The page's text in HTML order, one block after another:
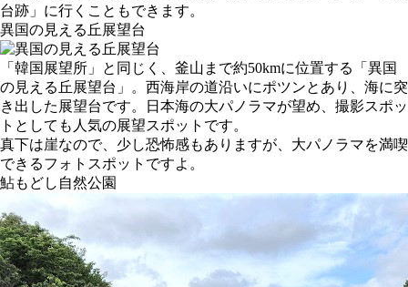
台跡」に行くこともできます。
異国の見える丘展望台
「韓国展望所」と同じく、釜山まで約50kmに位置する「異国
の見える丘展望台」。西海岸の道沿いにポツンとあり、海に突
き出した展望台です。日本海の大パノラマが望め、撮影スポッ
トとしても人気の展望スポットです。
真下は崖なので、少し恐怖感もありますが、大パノラマを満喫
できるフォトスポットですよ。
鮎もどし自然公園